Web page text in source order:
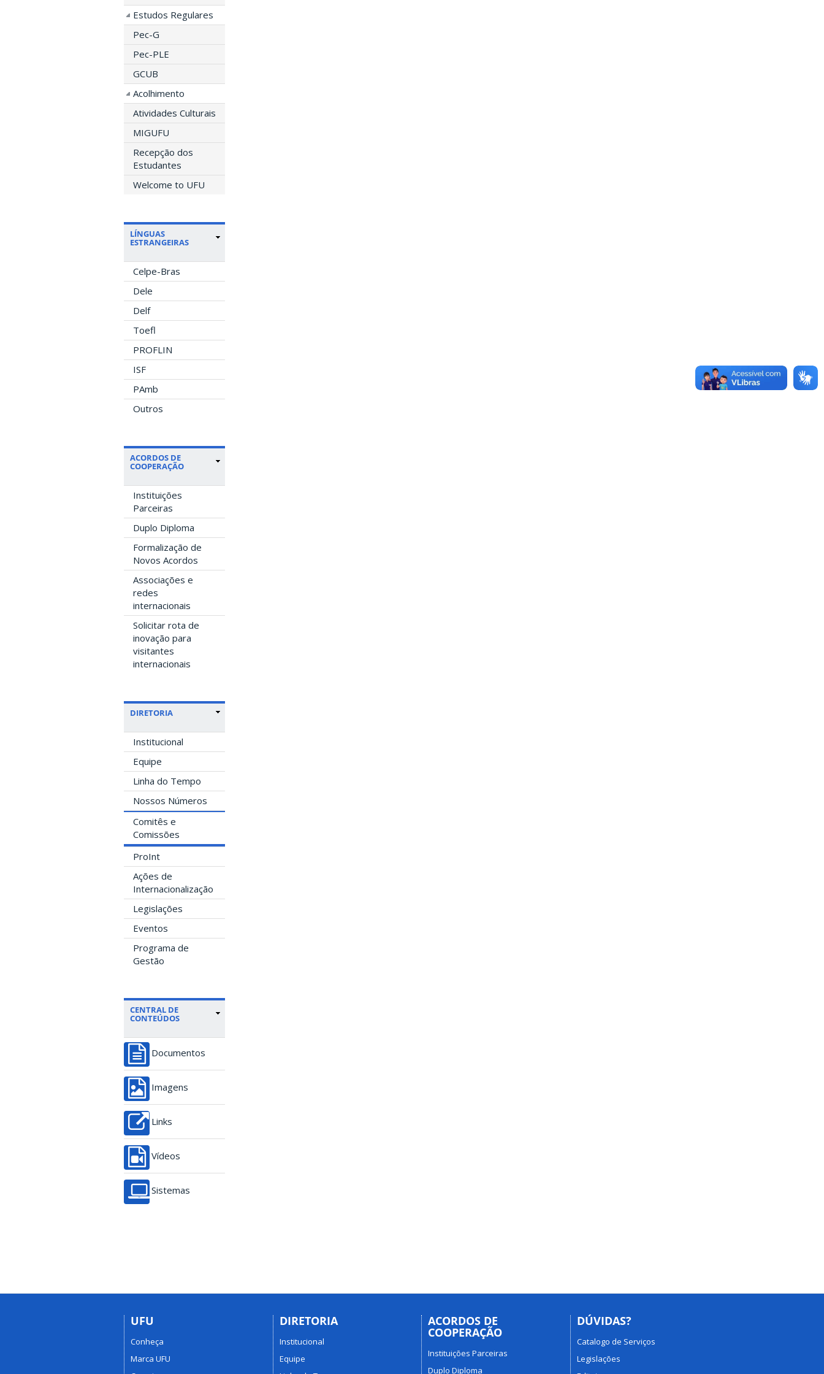
Estudos Regulares
Pec-G
Pec-PLE
GCUB
Acolhimento
Atividades Culturais
MIGUFU
Recepção dos
Estudantes
Welcome to UFU
LÍNGUAS
ESTRANGEIRAS
Celpe-Bras
Dele
Delf
Toefl
PROFLIN
ISF
PAmb
Outros
ACORDOS DE
COOPERAÇÃO
Instituições
Parceiras
Duplo Diploma
Formalização de
Novos Acordos
Associações e
redes
internacionais
Solicitar rota de
inovação para
visitantes
internacionais
DIRETORIA
Institucional
Equipe
Linha do Tempo
Nossos Números
Comitês e
Comissões
ProInt
Ações de
Internacionalização
Legislações
Eventos
Programa de
Gestão
CENTRAL DE
CONTEÚDOS
Documentos
Imagens
Links
Vídeos
Sistemas
UFU
Conheça
Marca UFU
DIRETORIA
Institucional
Equipe
ACORDOS DE
COOPERAÇÃO
Instituições Parceiras
Duplo Diploma
DÚVIDAS?
Catalogo de Serviços
Legislações